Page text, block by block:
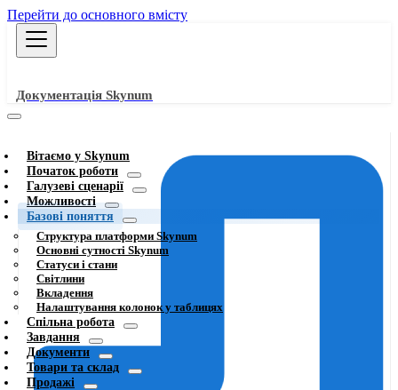
Перейти до основного вмісту
Документація Skynum
Вітаємо у Skynum
Початок роботи
Галузеві сценарії
Можливості
Базові поняття
Структура платформи Skynum
Основні сутності Skynum
Статуси і стани
Світлини
Вкладення
Налаштування колонок у таблицях
Спільна робота
Завдання
Документи
Товари та склад
Продажі